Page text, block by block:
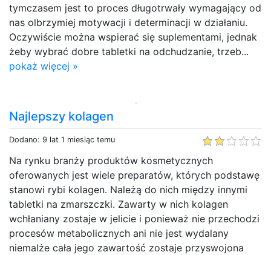
tymczasem jest to proces długotrwały wymagający od
nas olbrzymiej motywacji i determinacji w działaniu.
Oczywiście można wspierać się suplementami, jednak
żeby wybrać dobre tabletki na odchudzanie, trzeb...
pokaż więcej »
Najlepszy kolagen
Dodano: 9 lat 1 miesiąc temu
Na rynku branży produktów kosmetycznych
oferowanych jest wiele preparatów, których podstawę
stanowi rybi kolagen. Należą do nich między innymi
tabletki na zmarszczki. Zawarty w nich kolagen
wchłaniany zostaje w jelicie i ponieważ nie przechodzi
procesów metabolicznych ani nie jest wydalany
niemalże cała jego zawartość zostaje przyswojona